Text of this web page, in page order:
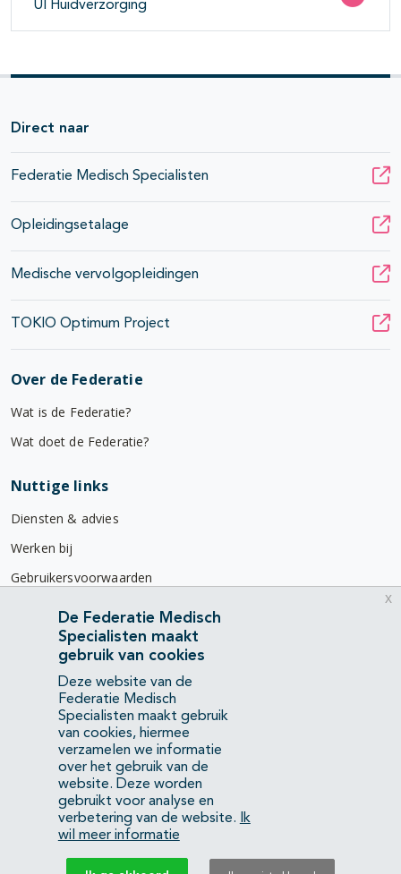
UI Huidverzorging
Direct naar
Federatie Medisch Specialisten
Opleidingsetalage
Medische vervolgopleidingen
TOKIO Optimum Project
Over de Federatie
Wat is de Federatie?
Wat doet de Federatie?
Nuttige links
Diensten & advies
Werken bij
Gebruikersvoorwaarden
Privacyverklaring
Contact
Mercatorlaan 1200
3528 BL Utrecht
(088) 505 34 34
info@richtlijnendatabase.nl
YouTubeLinkedIn
De Federatie Medisch
Specialisten maakt
gebruik van cookies
Deze website van de
Federatie Medisch
Specialisten maakt gebruik
van cookies, hiermee
verzamelen we informatie
over het gebruik van de
website. Deze worden
gebruikt voor analyse en
verbetering van de website.
Ik
wil meer informatie
x